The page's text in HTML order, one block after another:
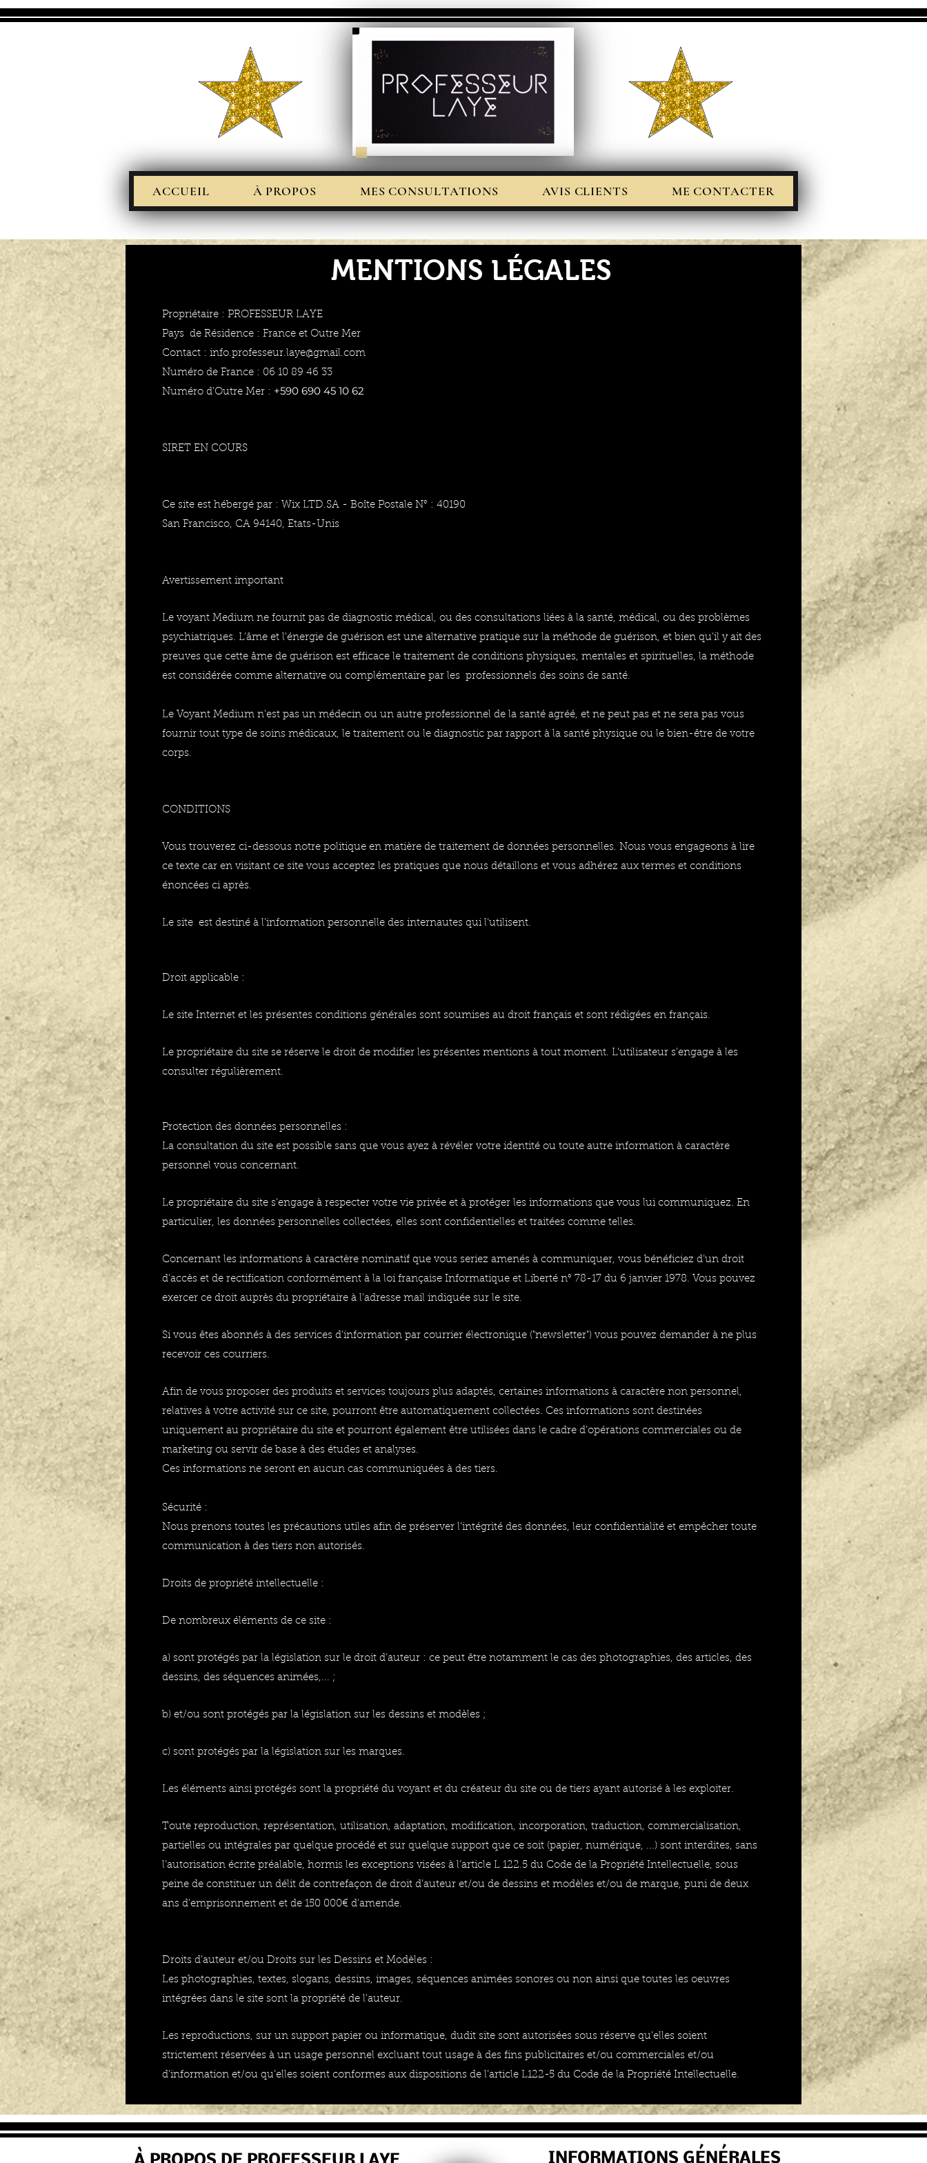
ACCUEIL À PROPOS MES CONSULTATIONS AVIS CLIENTS ME CONTACTER
MENTIONS LÉGALES
Propriétaire : PROFESSEUR LAYE
Pays de Résidence : France et Outre Mer
Contact : info.professeur.laye@gmail.com
Numéro de France : 06 10 89 46 33
Numéro d'Outre Mer : +590 690 45 10 62
SIRET EN COURS
Ce site est hébergé par : Wix LTD.SA - Boîte Postale N° : 40190
San Francisco, CA 94140, Etats-Unis
Avertissement important
Le voyant Medium ne fournit pas de diagnostic médical, ou des consultations liées à la santé, médical, ou des problèmes
psychiatriques. L'âme et l'énergie de guérison est une alternative pratique sur la méthode de guérison, et bien qu'il y ait des
preuves que cette âme de guérison est efficace le traitement de conditions physiques, mentales et spirituelles, la méthode
est considérée comme alternative ou complémentaire par les professionnels des soins de santé.
Le Voyant Medium n'est pas un médecin ou un autre professionnel de la santé agréé, et ne peut pas et ne sera pas vous
fournir tout type de soins médicaux, le traitement ou le diagnostic par rapport à la santé physique ou le bien-être de votre
corps.
CONDITIONS
Vous trouverez ci-dessous notre politique en matière de traitement de données personnelles. Nous vous engageons à lire
ce texte car en visitant ce site vous acceptez les pratiques que nous détaillons et vous adhérez aux termes et conditions
énoncées ci après.
Le site est destiné à l’information personnelle des internautes qui l’utilisent.
Droit applicable :
Le site Internet et les présentes conditions générales sont soumises au droit français et sont rédigées en français.
Le propriétaire du site se réserve le droit de modifier les présentes mentions à tout moment. L’utilisateur s’engage à les
consulter régulièrement.
Protection des données personnelles :
La consultation du site est possible sans que vous ayez à révéler votre identité ou toute autre information à caractère
personnel vous concernant.
Le propriétaire du site s’engage à respecter votre vie privée et à protéger les informations que vous lui communiquez. En
particulier, les données personnelles collectées, elles sont confidentielles et traitées comme telles.
Concernant les informations à caractère nominatif que vous seriez amenés à communiquer, vous bénéficiez d’un droit
d’accès et de rectification conformément à la loi française Informatique et Liberté n° 78-17 du 6 janvier 1978. Vous pouvez
exercer ce droit auprès du propriétaire à l'adresse mail indiquée sur le site.
Si vous êtes abonnés à des services d’information par courrier électronique ("newsletter") vous pouvez demander à ne plus
recevoir ces courriers.
Afin de vous proposer des produits et services toujours plus adaptés, certaines informations à caractère non personnel,
relatives à votre activité sur ce site, pourront être automatiquement collectées. Ces informations sont destinées
uniquement au propriétaire du site et pourront également être utilisées dans le cadre d’opérations commerciales ou de
marketing ou servir de base à des études et analyses.
Ces informations ne seront en aucun cas communiquées à des tiers.
Sécurité :
Nous prenons toutes les précautions utiles afin de préserver l’intégrité des données, leur confidentialité et empêcher toute
communication à des tiers non autorisés.
Droits de propriété intellectuelle :
De nombreux éléments de ce site :
a) sont protégés par la législation sur le droit d’auteur : ce peut être notamment le cas des photographies, des articles, des
dessins, des séquences animées,... ;
b) et/ou sont protégés par la législation sur les dessins et modèles ;
c) sont protégés par la législation sur les marques.
Les éléments ainsi protégés sont la propriété du voyant et du créateur du site ou de tiers ayant autorisé à les exploiter.
Toute reproduction, représentation, utilisation, adaptation, modification, incorporation, traduction, commercialisation,
partielles ou intégrales par quelque procédé et sur quelque support que ce soit (papier, numérique, ...) sont interdites, sans
l’autorisation écrite préalable, hormis les exceptions visées à l’article L 122.5 du Code de la Propriété Intellectuelle, sous
peine de constituer un délit de contrefaçon de droit d’auteur et/ou de dessins et modèles et/ou de marque, puni de deux
ans d’emprisonnement et de 150 000€ d’amende.
Droits d’auteur et/ou Droits sur les Dessins et Modèles :
Les photographies, textes, slogans, dessins, images, séquences animées sonores ou non ainsi que toutes les oeuvres
intégrées dans le site sont la propriété de l'auteur.
Les reproductions, sur un support papier ou informatique, dudit site sont autorisées sous réserve qu’elles soient
strictement réservées à un usage personnel excluant tout usage à des fins publicitaires et/ou commerciales et/ou
d’information et/ou qu’elles soient conformes aux dispositions de l’article L122-5 du Code de la Propriété Intellectuelle.
INFORMATIONS GÉNÉRALES